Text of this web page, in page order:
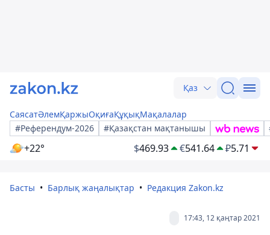
Қаз
СаясатӘлемҚаржыОқиғаҚұқықМақалалар
#Референдум-2026
#Қазақстан мақтанышы
+22° $469.93 €541.64 ₽5.71
Басты Барлық жаңалықтар Редакция Zakon.kz
17:43, 12 қаңтар 2021